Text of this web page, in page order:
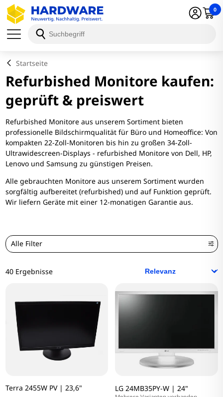
0
Startseite
Refurbished Monitore kaufen:
geprüft & preiswert
Refurbished Monitore aus unserem Sortiment bieten
professionelle Bildschirmqualität für Büro und Homeoffice: Von
kompakten 22-Zoll-Monitoren bis hin zu großen 34-Zoll-
Ultrawidescreen-Displays - refurbished Monitore von Dell, HP,
Lenovo und Samsung zu günstigen Preisen.
Alle gebrauchten Monitore aus unserem Sortiment wurden
sorgfältig aufbereitet (refurbished) und auf Funktion geprüft.
Wir liefern Geräte mit einer 12-monatigen Garantie aus.
Alle Filter
40 Ergebnisse
Terra 2455W PV | 23,6"
LG 24MB35PY-W | 24"